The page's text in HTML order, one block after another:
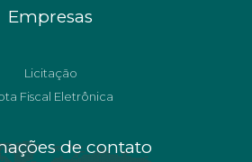
Empresas
Licitação
Fiscal Eletrônica
de contato